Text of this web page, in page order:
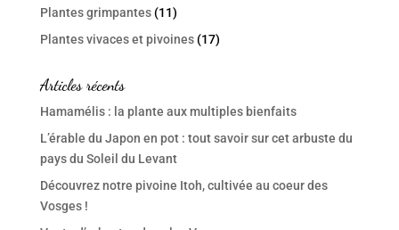
Plantes grimpantes (11)
Plantes vivaces et pivoines (17)
Articles récents
Hamamélis : la plante aux multiples bienfaits
L’érable du Japon en pot : tout savoir sur cet arbuste du
pays du Soleil du Levant
Découvrez notre pivoine Itoh, cultivée au coeur des
Vosges !